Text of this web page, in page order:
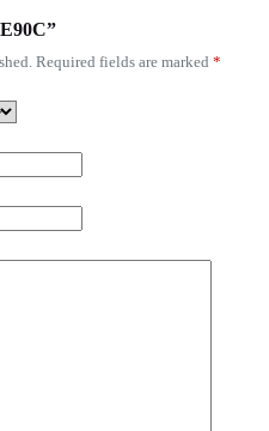
Required fields are marked *